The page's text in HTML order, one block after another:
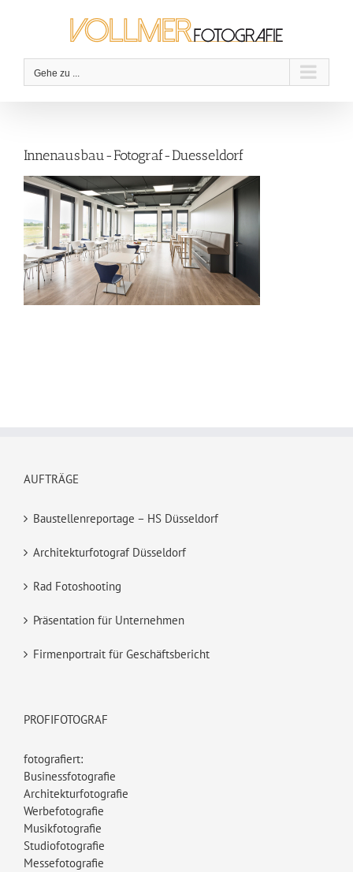
Gehe zu ...
Innenausbau-Fotograf-Duesseldorf
AUFTRÄGE
Baustellenreportage – HS Düsseldorf
Architekturfotograf Düsseldorf
Rad Fotoshooting
Präsentation für Unternehmen
Firmenportrait für Geschäftsbericht
PROFIFOTOGRAF
fotografiert:
Businessfotografie
Architekturfotografie
Werbefotografie
Musikfotografie
Studiofotografie
Messefotografie